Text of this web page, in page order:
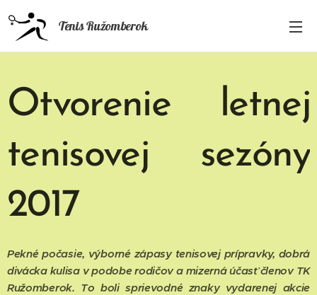
Tenis Ružomberok
Otvorenie letnej
tenisovej sezóny
2017
Pekné počasie, výborné zápasy tenisovej prípravky, dobrá
divácka kulisa v podobe rodičov a mizerná účasť členov TK
Ružomberok. To boli sprievodné znaky vydarenej akcie